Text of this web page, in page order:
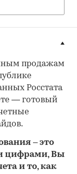
продажам
Росстата
— готовый
– это
цифрами, Вы
и то,как